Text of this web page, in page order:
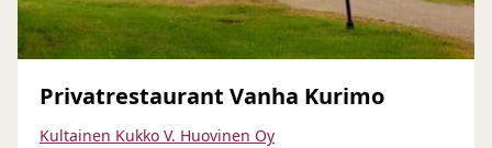
Privatrestaurant Vanha Kurimo
Kultainen Kukko V. Huovinen Oy